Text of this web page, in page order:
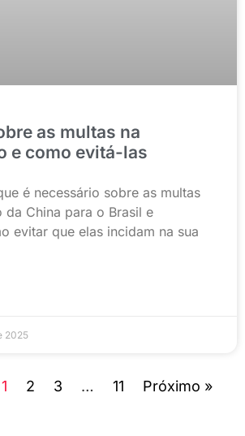
as multas na
e como evitá-las
é necessário sobre as multas
da China para o Brasil e
evitar que elas incidam na sua
2025
1 2 3 … 11 Próximo »